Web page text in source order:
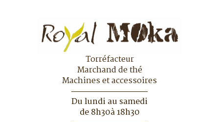
Torréfacteur
Marchand de thé
Machines et accessoires
Du lundi au samedi
de 8h30à 18h30